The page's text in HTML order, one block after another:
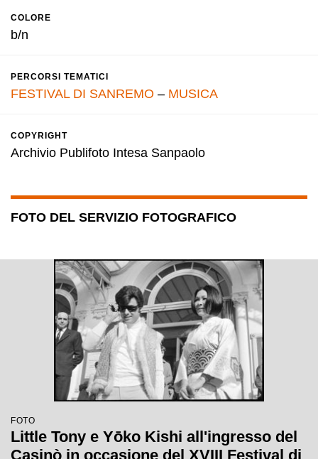
COLORE
b/n
PERCORSI TEMATICI
FESTIVAL DI SANREMO – MUSICA
COPYRIGHT
Archivio Publifoto Intesa Sanpaolo
FOTO DEL SERVIZIO FOTOGRAFICO
FOTO
Little Tony e Yōko Kishi all'ingresso del
Casinò in occasione del XVIII Festival di